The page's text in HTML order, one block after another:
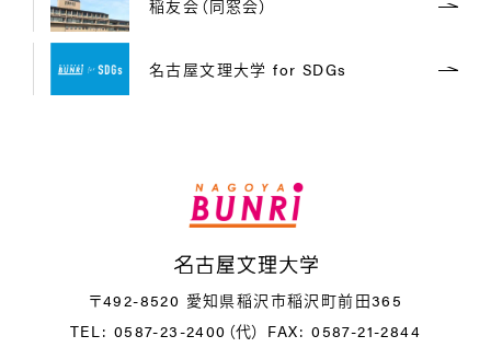
稲友会（同窓会）
名古屋文理大学 for SDGs
〒492-8520 愛知県稲沢市稲沢町前田365
TEL: 0587-23-2400（代） FAX: 0587-21-2844